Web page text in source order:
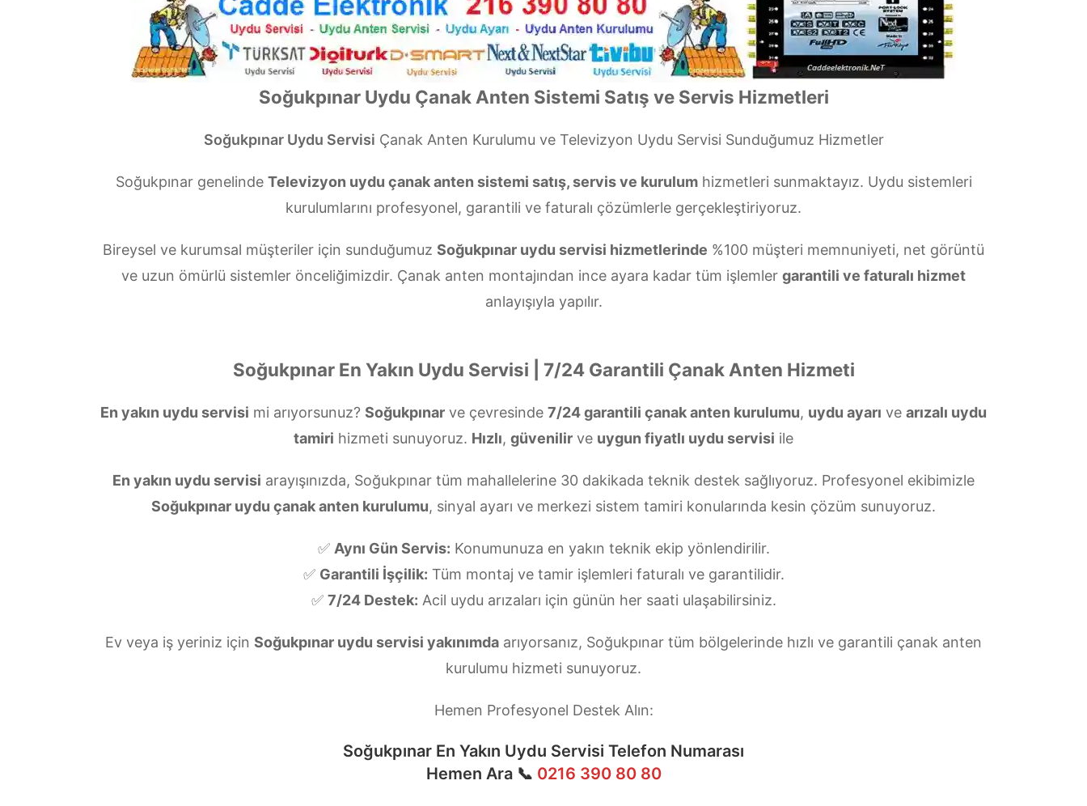
Soğukpınar Uydu Çanak Anten Sistemi Satış ve Servis Hizmetleri
Soğukpınar Uydu Servisi Çanak Anten Kurulumu ve Televizyon Uydu Servisi Sunduğumuz Hizmetler
Soğukpınar genelinde Televizyon uydu çanak anten sistemi satış, servis ve kurulumhizmetleri sunmaktayız. Uydu sistemleri
kurulumlarını profesyonel, garantili ve faturalı çözümlerle gerçekleştiriyoruz.
Bireysel ve kurumsal müşteriler için sunduğumuz Soğukpınar uydu servisi hizmetlerinde %100 müşteri memnuniyeti, net görüntü
ve uzun ömürlü sistemler önceliğimizdir. Çanak anten montajından ince ayara kadar tüm işlemler garantili ve faturalı hizmet
anlayışıyla yapılır.
Soğukpınar En Yakın Uydu Servisi | 7/24 Garantili Çanak Anten Hizmeti
En yakın uydu servisi mi arıyorsunuz? Soğukpınar ve çevresinde 7/24 garantili çanak anten kurulumu, uydu ayarı ve arızalı uydu
tamiri hizmeti sunuyoruz. Hızlı, güvenilir ve uygun fiyatlı uydu servisi ile
En yakın uydu servisi arayışınızda, Soğukpınar tüm mahallelerine 30 dakikada teknik destek sağlıyoruz. Profesyonel ekibimizle
Soğukpınar uydu çanak anten kurulumu, sinyal ayarı ve merkezi sistem tamiri konularında kesin çözüm sunuyoruz.
✅ Aynı Gün Servis: Konumunuza en yakın teknik ekip yönlendirilir.
✅ Garantili İşçilik: Tüm montaj ve tamir işlemleri faturalı ve garantilidir.
✅ 7/24 Destek: Acil uydu arızaları için günün her saati ulaşabilirsiniz.
Ev veya iş yeriniz için Soğukpınar uydu servisi yakınımda arıyorsanız, Soğukpınar tüm bölgelerinde hızlı ve garantili çanak anten
kurulumu hizmeti sunuyoruz.
Hemen Profesyonel Destek Alın:
Soğukpınar En Yakın Uydu Servisi Telefon Numarası
Hemen Ara 📞 0216 390 80 80